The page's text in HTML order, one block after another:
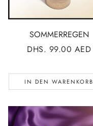
SOMMERREGEN
NORMALER
DHS. 99.00 AED
IN DEN WARENKORB